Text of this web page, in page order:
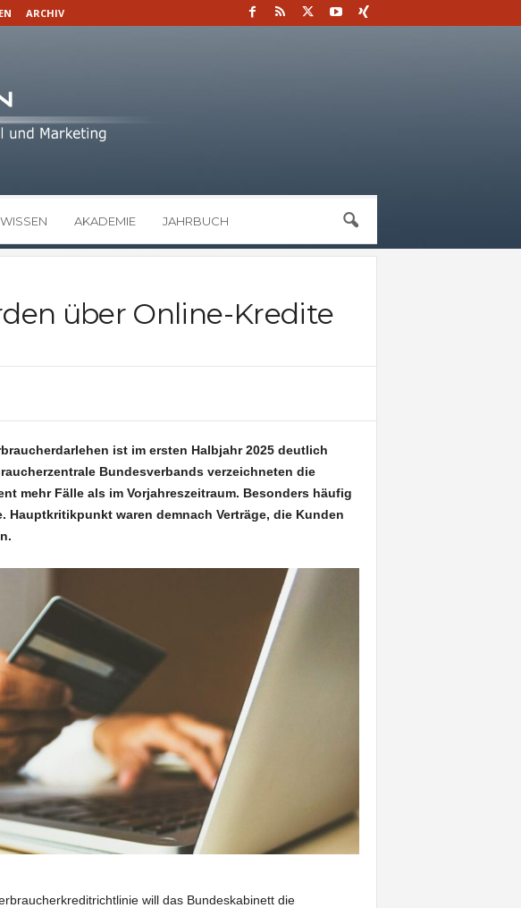
ARCHIV
AKADEMIE JAHRBUCH
über Online-Kredite
ist im ersten Halbjahr 2025 deutlich
Bundesverbands verzeichneten die
mehr Fälle als im Vorjahreszeitraum. Besonders häufig
Hauptkritikpunkt waren demnach Verträge, die Kunden
will das Bundeskabinett die